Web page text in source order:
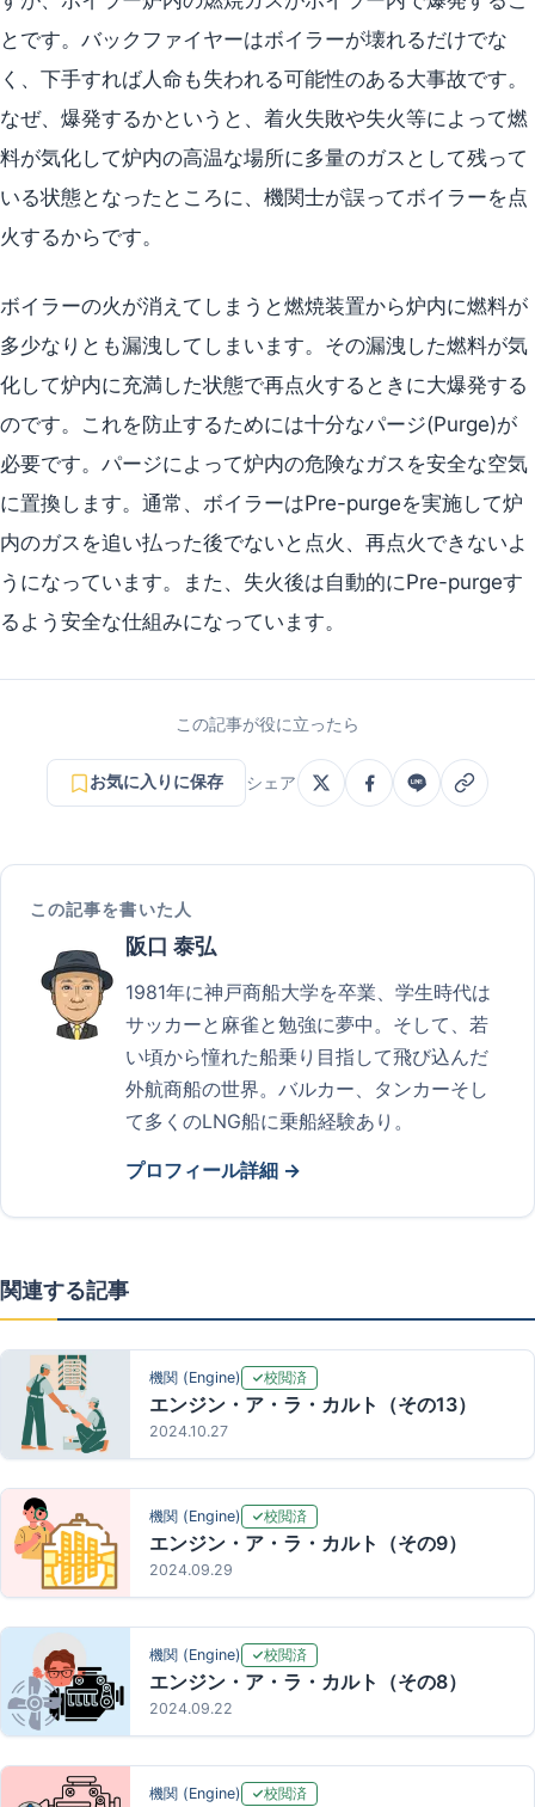
とです。バックファイヤーはボイラーが壊れるだけでな
く、下手すれば人命も失われる可能性のある大事故です。
なぜ、爆発するかというと、着火失敗や失火等によって燃
料が気化して炉内の高温な場所に多量のガスとして残って
いる状態となったところに、機関士が誤ってボイラーを点
火するからです。
ボイラーの火が消えてしまうと燃焼装置から炉内に燃料が
多少なりとも漏洩してしまいます。その漏洩した燃料が気
化して炉内に充満した状態で再点火するときに大爆発する
のです。これを防止するためには十分なパージ(Purge)が
必要です。パージによって炉内の危険なガスを安全な空気
に置換します。通常、ボイラーはPre-purgeを実施して炉
内のガスを追い払った後でないと点火、再点火できないよ
うになっています。また、失火後は自動的にPre-purgeす
るよう安全な仕組みになっています。
この記事が役に立ったら
お気に入りに保存 シェア
この記事を書いた人
阪口 泰弘
1981年に神戸商船大学を卒業、学生時代は
サッカーと麻雀と勉強に夢中。そして、若
い頃から憧れた船乗り目指して飛び込んだ
外航商船の世界。バルカー、タンカーそし
て多くのLNG船に乗船経験あり。
プロフィール詳細 →
関連する記事
機関 (Engine) 校閲済
エンジン・ア・ラ・カルト（その13）
2024.10.27
機関 (Engine) 校閲済
エンジン・ア・ラ・カルト（その9）
2024.09.29
機関 (Engine) 校閲済
エンジン・ア・ラ・カルト（その8）
2024.09.22
機関 (Engine) 校閲済